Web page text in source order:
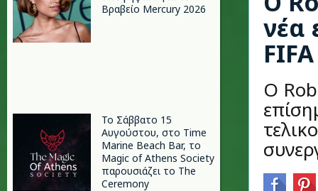
Βραβείο Mercury 2026
Το Σάββατο 15
Αυγούστου, στο Time
Marine Beach Bar, το
Magic of Athens Society
παρουσιάζει το The
Ceremony
νέα
Ο